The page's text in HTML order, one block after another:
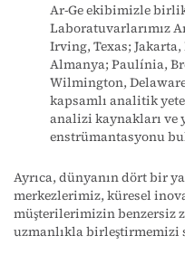
Ar-Ge ekibimizle
Laboratuvarlarımız
Irving, Texas;
Almanya; Paulínia,
Wilmington,
kapsamlı analitik
analizi kaynakları ve
enstrümantasyonu
Ayrıca, dünyanın dört bir
merkezlerimiz, küresel
müşterilerimizin benzersiz
uzmanlıkla birleştirmemizi